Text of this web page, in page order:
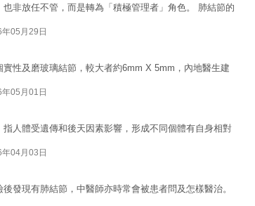
非放任不管，而是轉為「積極管理者」角色。 肺結節的
05月29日
性及磨玻璃結節，較大者約6mm X 5mm，內地醫生建
05月01日
人體受遺傳和後天因素影響，形成不同個體有自身相對
04月03日
發現有肺結節，中醫師亦時常會被患者問及怎樣醫治。